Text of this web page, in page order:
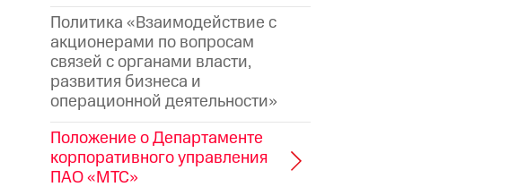
Политика «Взаимодействие с
акционерами по вопросам
связей с органами власти,
развития бизнеса и
операционной деятельности»
Положение о Департаменте
корпоративного управления
ПАО «МТС»